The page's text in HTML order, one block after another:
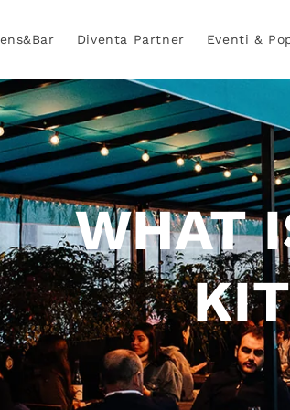
Diventa Partner Eventi &
WHAT